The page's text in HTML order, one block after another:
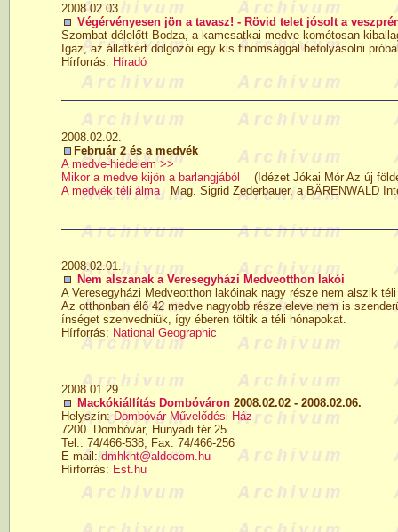
2008.02.03.
Végérvényesen jön a tavasz! - Rövid telet jósolt a
Szombat délelőtt Bodza, a kamcsatkai medve komótosan
Igaz, az állatkert dolgozói egy kis finomsággal befolyásolni
Hírforrás: Híradó
2008.02.02.
Február 2 és a medvék
A medve-hiedelem >>
Mikor a medve kijön a barlangjából
(Idézet Jókai Mór Az új
A medvék téli álmaMag. Sigrid Zederbauer, a BÄRENWALD
2008.02.01.
Nem alszanak a Veresegyházi Medveotthon lakói
A Veresegyházi Medveotthon lakóinak nagy része nem alszik
Az otthonban élő 42 medve nagyobb része eleve nem is
ínséget szenvedniük, így éberen töltik a téli hónapokat.
Hírforrás: National Geographic
2008.01.29.
Mackókiállítás Dombóváron2008.02.02 - 2008.02.06.
Helyszín:Dombóvár Művelődési Ház
7200. Dombóvár, Hunyadi tér 25.
Tel.: 74/466-538, Fax: 74/466-256
E-mail: dmhkht@aldocom.hu
Hírforrás: Est.hu